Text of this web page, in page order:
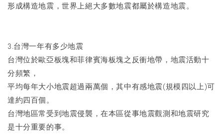
形成構造地震，世界上絕大多數地震都屬於構造地震。
3.台灣一年有多少地震
台灣位於歐亞板塊和菲律賓海板塊之反衝地帶，地震活動十
分頻繁，
平均每年大小地震超過兩萬個，其中有感地震(規模四以上)可
達約四百個。
台灣地區常受到地震侵襲，在本區從事地震觀測和地震研究
是十分重要的事。